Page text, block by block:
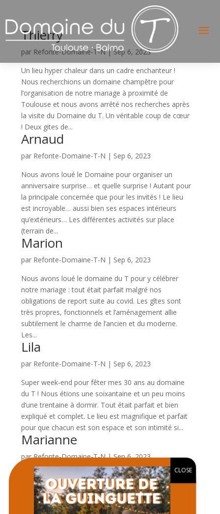
Thierry
par Refonte-Domaine-T-N|Sep 6, 2023
Un lieu hyper chaleur dans un cadre enchanteur !
Nous recherchions un domaine champêtre pour
l’organisation de notre mariage à proximité de
Toulouse et nous avons arrêté nos recherches après
la visite du Domaine du T. Un véritable coup de cœur
! Deux gites de...
Arnaud
par Refonte-Domaine-T-N | Sep 6, 2023
Nous avons loué le Domaine pour organiser un
anniversaire surprise… et quelle surprise ! Autant pour
la principale concernée que pour les invités ! Le lieu
est incroyable… aussi bien ses espaces intérieurs
qu’extérieurs… Les différentes activités sur place
(terrain de...
Marion
par Refonte-Domaine-T-N | Sep 6, 2023
Nous avons loué le domaine du T pour y célébrer
notre mariage : tout était parfait malgré nos
obligations de report suite au covid. Les gîtes sont
très propres, fonctionnels et l’aménagement allie
subtilement le charme de l’ancien et du moderne.
Les...
Lila
par Refonte-Domaine-T-N | Sep 6, 2023
Super week-end pour fêter mes 30 ans au domaine
du T ! Nous étions une soixantaine et un peu moins
d’une trentaine à dormir. Tout était parfait et bien
expliqué et complet. Le lieu est magnifique et parfait
pour que chacun est son espace et son intimité si...
Marianne
parRefonte-Domaine-T-N|Sep 6, 2023
Domaine merveilleux où nous avons célébré le
mariage de ma fille … c’est un lieu magnifique,
tranquille où nous pouvons faire la fête sans gêner
personne !!!
CLOSE